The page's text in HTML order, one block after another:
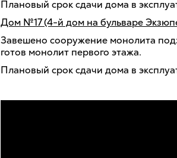
Плановый срок сдачи дома в
Дом №17 (4-й дом на бульваре
Завешено сооружение монолита
готов монолит первого этажа.
Плановый срок сдачи дома в